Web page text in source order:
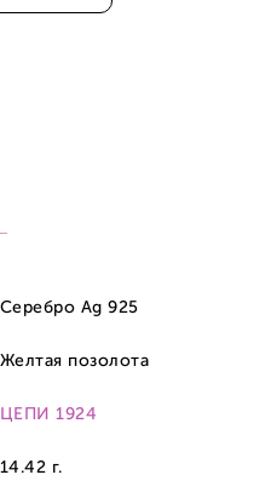
Серебро Ag 925
Желтая позолота
ЦЕПИ 1924
14.42 г.